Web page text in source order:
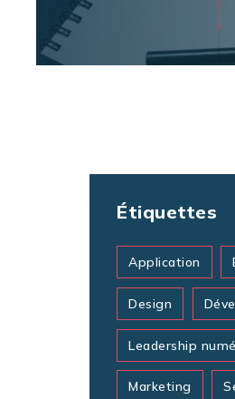
Étiquettes
Application
Design
Leadership
Marketing